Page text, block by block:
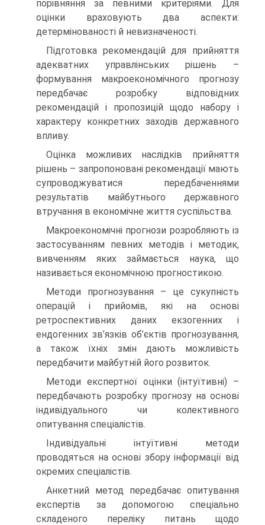
порівняння за певними критеріями. Для
оцінки враховують два аспекти:
детермінованості й невизначеності.
Підготовка рекомендацій для прийняття
адекватних управлінських рішень –
формування макроекономічного прогнозу
передбачає розробку відповідних
рекомендацій і пропозицій щодо набору і
характеру конкретних заходів державного
впливу.
Оцінка можливих наслідків прийняття
рішень – запропоновані рекомендації мають
супроводжуватися передбаченнями
результатів майбутнього державного
втручання в економічне життя суспільства.
Макроекономічні прогнози розробляють із
застосуванням певних методів і методик,
вивченням яких займається наука, що
називається економічною прогностикою.
Методи прогнозування – це сукупність
операцій і прийомів, які на основі
ретроспективних даних екзогенних і
ендогенних зв’язків об’єктів прогнозування,
а також їхніх змін дають можливість
передбачити майбутній його розвиток.
Методи експертної оцінки (інтуїтивні) –
передбачають розробку прогнозу на основі
індивідуального чи колективного
опитування спеціалістів.
Індивідуальні інтуїтивні методи
проводяться на основі збору інформації від
окремих спеціалістів.
Анкетний метод передбачає опитування
експертів за допомогою спеціально
складеного переліку питань щодо